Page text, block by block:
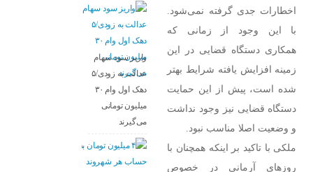
اخطارات جدی گرفته نمی‌شود.
با این وجود از زمانی که
همکاری دستگاه قضایی در این
زمینه افزایش یافته شرایط بهتر
شده است، پیش از این حمایت
دستگاه قضایی نیز وجود نداشت
و وضعیت اصلا مناسب نبود.
ملکی با تاکید بر اینکه همچنان با
روز‌های آرمانی در خصوص
واریز سود سهام
عدالت به زودی/۵
دهک اول وام ۳۰
میلیون تومانی
می‌گیرند